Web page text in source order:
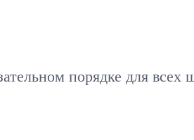
порядке для